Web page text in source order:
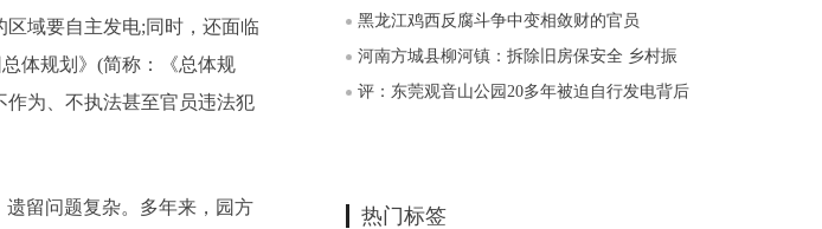
区域要自主发电;同时，还面临
体规划》(简称：《总体规
为、不执法甚至官员违法犯
留问题复杂。多年来，园方
黑龙江鸡西反腐斗争中变相敛财的官员
河南方城县柳河镇：拆除旧房保安全 乡村振
评：东莞观音山公园20多年被迫自行发电背后
热门标签